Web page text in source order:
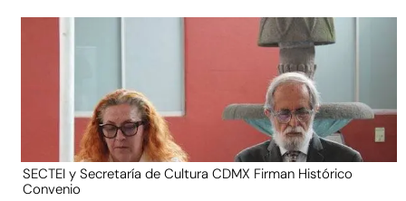
SECTEI y Secretaría de Cultura CDMX Firman Histórico
Convenio